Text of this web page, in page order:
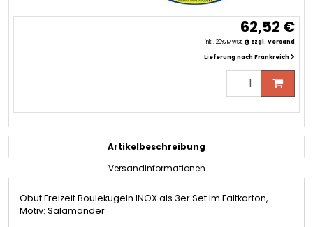
62,52 €
inkl. 20% MwSt.
zzgl. Versand
Lieferung nach Frankreich
Artikelbeschreibung
Versandinformationen
Obut Freizeit Boulekugeln INOX als 3er Set im Faltkarton,
Motiv: Salamander